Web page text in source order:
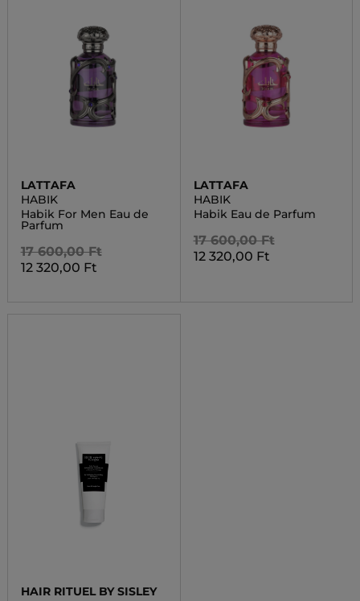
LATTAFA
HABIK
Habik For Men Eau de
Parfum
17 600,00 Ft
12 320,00 Ft
LATTAFA
HABIK
Habik Eau de Parfum
17 600,00 Ft
12 320,00 Ft
HAIR RITUEL BY SISLEY